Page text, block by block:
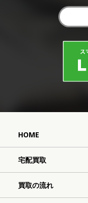
HOME
宅配買取
買取の流れ